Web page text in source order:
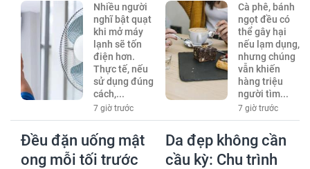
Nhiều người
nghĩ bật quạt
khi mở máy
lạnh sẽ tốn
điện hơn.
Thực tế, nếu
sử dụng đúng
cách,...
7 giờ trước
Cà phê, bánh
ngọt đều có
thể gây hại
nếu lạm dụng,
nhưng chúng
vẫn khiến
hàng triệu
người tìm...
7 giờ trước
Đều đặn uống mật
ong mỗi tối trước
Da đẹp không cần
cầu kỳ: Chu trình